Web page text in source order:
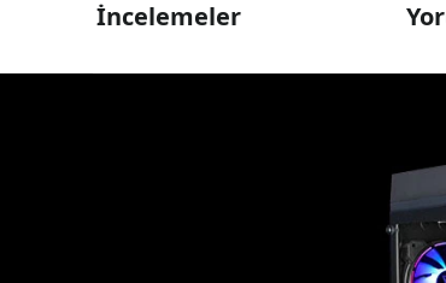
İncelemeler